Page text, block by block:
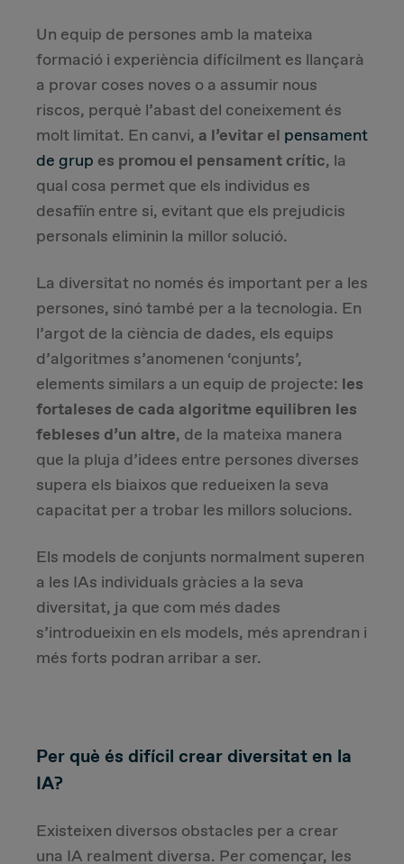
Un equip de persones amb la mateixa
formació i experiència difícilment es llançarà
a provar coses noves o a assumir nous
riscos, perquè l’abast del coneixement és
molt limitat. En canvi, a l’evitar el pensament
de grup es promou el pensament crític, la
qual cosa permet que els individus es
desafiïn entre si, evitant que els prejudicis
personals eliminin la millor solució.
La diversitat no només és important per a les
persones, sinó també per a la tecnologia. En
l’argot de la ciència de dades, els equips
d’algoritmes s’anomenen ‘conjunts’,
elements similars a un equip de projecte: les
fortaleses de cada algoritme equilibren les
febleses d’un altre, de la mateixa manera
que la pluja d’idees entre persones diverses
supera els biaixos que redueixen la seva
capacitat per a trobar les millors solucions.
Els models de conjunts normalment superen
a les IAs individuals gràcies a la seva
diversitat, ja que com més dades
s’introdueixin en els models, més aprendran i
més forts podran arribar a ser.
Per què és difícil crear diversitat en la
IA?
Existeixen diversos obstacles per a crear
una IA realment diversa. Per començar, les